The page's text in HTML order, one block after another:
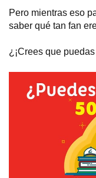
Pero mientras eso
saber qué tan fan
¿¡Crees que